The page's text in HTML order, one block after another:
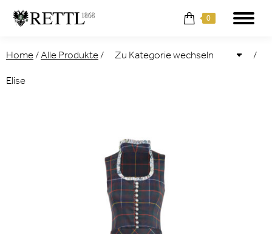
0
Home / Alle Produkte / /
Elise